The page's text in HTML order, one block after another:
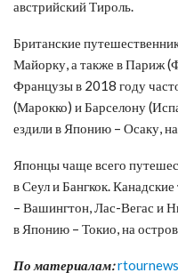
австрийский Тироль.
Британские
Майорку, а также в Париж
Французы в 2018 году
(Марокко) и Барселону
ездили в Японию – Осаку,
Японцы чаще всего
в Сеул и Бангкок.
– Вашингтон, Лас-Вегас и
в Японию – Токио, на
По материалам: